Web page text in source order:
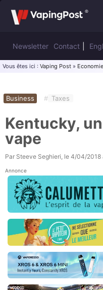
Newsletter Contact
Vous êtes ici : Vaping Post » Economie
Business # Taxes
Kentucky,
vape
Par Steeve Seghieri, le 4/04/2018
Annonce